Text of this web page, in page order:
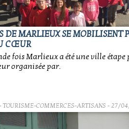
DE MARLIEUX SE MOBILISENT
CŒUR
fois Marlieux a été une ville étape
organisée par.
TOURISME-COMMERCES-ARTISANS - 27/